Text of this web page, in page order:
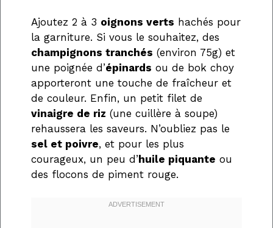
Ajoutez 2 à 3 oignons verts hachés pour
la garniture. Si vous le souhaitez, des
champignons tranchés (environ 75g) et
une poignée d’épinards ou de bok choy
apporteront une touche de fraîcheur et
de couleur. Enfin, un petit filet de
vinaigre de riz (une cuillère à soupe)
rehaussera les saveurs. N’oubliez pas le
sel et poivre, et pour les plus
courageux, un peu d’huile piquante ou
des flocons de piment rouge.